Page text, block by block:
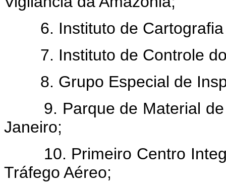
6. Instituto de Cartografia
7. Instituto de Controle do
8. Grupo Especial de
9. Parque de Material de
Janeiro;
10. Primeiro Centro
Tráfego Aéreo;